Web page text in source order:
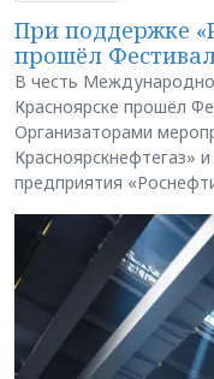
При поддержке
прошёл
В честь
Красноярске прошёл
Организаторами
предприятия